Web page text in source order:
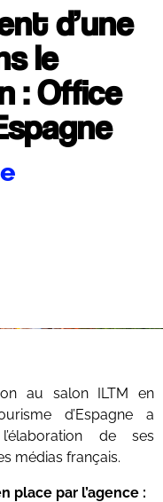
d’une
le
: Office
au salon ILTM en
d’Espagne a
de ses
médias français.
place par l’agence :